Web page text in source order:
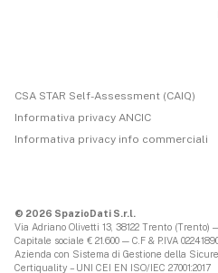
CSA STAR Self-Assessment (CAIQ)
Informativa privacy ANCIC
Informativa privacy info commerciali
© 2026 SpazioDati S.r.l.
Via Adriano Olivetti 13, 38122 Trento (Trento)
Capitale sociale € 21.600 — C.F & P.IVA
Azienda con Sistema di Gestione della
Certiquality – UNI CEI EN ISO/IEC 27001:2017